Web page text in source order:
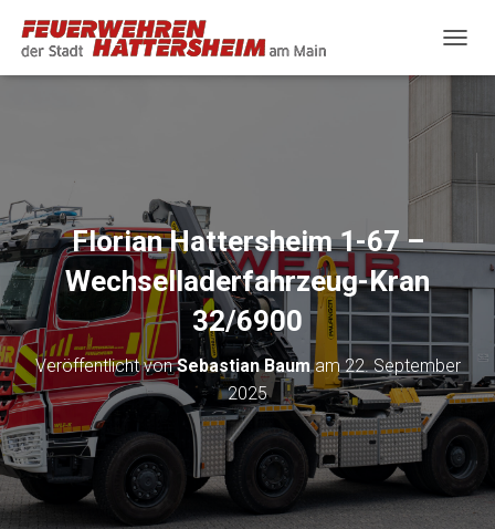
A
I
T
N
M
H
A
L
N
Florian Hattersheim 1-67 –
Wechselladerfahrzeug-Kran
32/6900
Veröffentlicht vonSebastian Baumam22. September
2025